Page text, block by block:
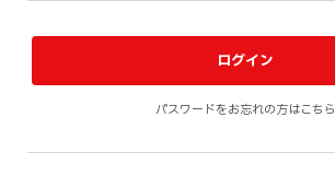
パスワードをお忘れの方はこちら